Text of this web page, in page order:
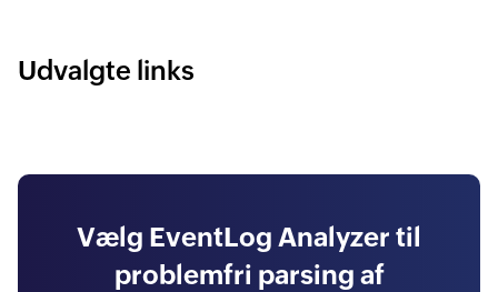
Udvalgte links
Vælg EventLog Analyzer til
problemfri parsing af